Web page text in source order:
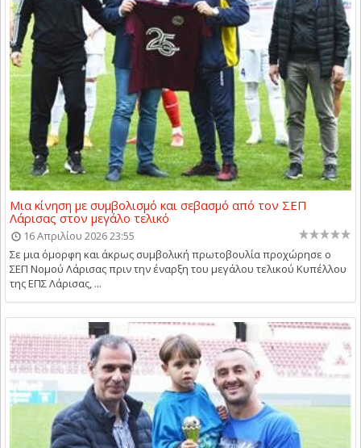
Μια κίνηση με συμβολισμό και σεβασμό από τον ΣΕΠ
Λάρισας στον μεγάλο τελικό
16 Απριλίου 2026 23:55
Σε μια όμορφη και άκρως συμβολική πρωτοβουλία προχώρησε ο
ΣΕΠ Νομού Λάρισας πριν την έναρξη του μεγάλου τελικού Κυπέλλου
της ΕΠΣ Λάρισας, ...